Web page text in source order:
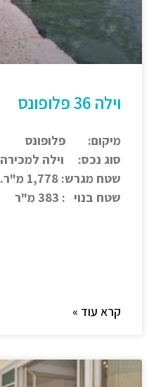
וילה 36 פלופונס
מיקום: פלופונס
סוג נכס: וילה למכירה
שטח מגרש: 1,778 מ"ר.
שטח בנוי : 383 מ"ר
קרא עוד »